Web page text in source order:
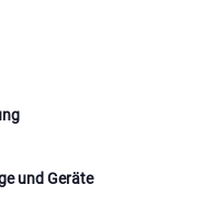
und Geräte